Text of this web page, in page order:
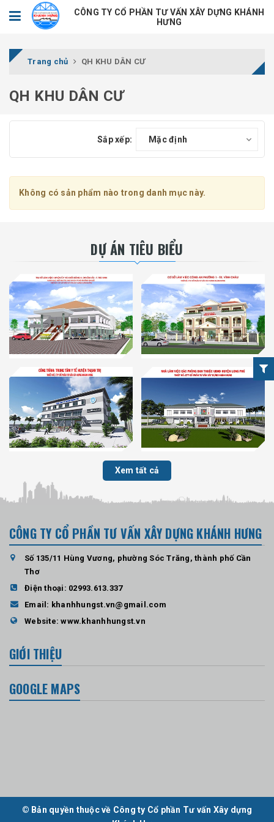
CÔNG TY CỔ PHẦN TƯ VẤN XÂY DỰNG KHÁNH
HƯNG
Trang chủ QH KHU DÂN CƯ
QH KHU DÂN CƯ
Sắp xếp: Mặc định
Không có sản phẩm nào trong danh mục này.
DỰ ÁN TIÊU BIỂU
Xem tất cả
CÔNG TY CỔ PHẦN TƯ VẤN XÂY DỰNG KHÁNH HƯNG
Số 135/11 Hùng Vương, phường Sóc Trăng, thành phố Cần
Thơ
Điện thoại: 02993.613.337
Email: khanhhungst.vn@gmail.com
Website:www.khanhhungst.vn
GIỚI THIỆU
GOOGLE MAPS
© Bản quyền thuộc về Công ty Cổ phần Tư vấn Xây dựng